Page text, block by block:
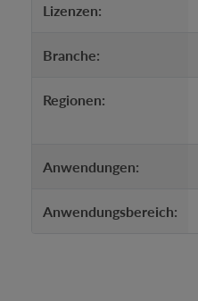
Lizenzen:
Branche:
Regionen:
Anwendungen:
Anwendungsbereich: